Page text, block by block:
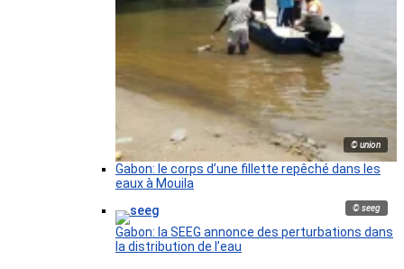
© union
Gabon: le corps d’une fillette repêché dans les
eaux à Mouila
© seeg
Gabon: la SEEG annonce des perturbations dans
la distribution de l’eau